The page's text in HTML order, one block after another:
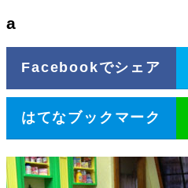
a
Facebookでシェア
はてなブックマーク